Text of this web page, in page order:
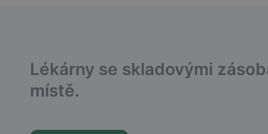
Lékárny se skladovými
místě.